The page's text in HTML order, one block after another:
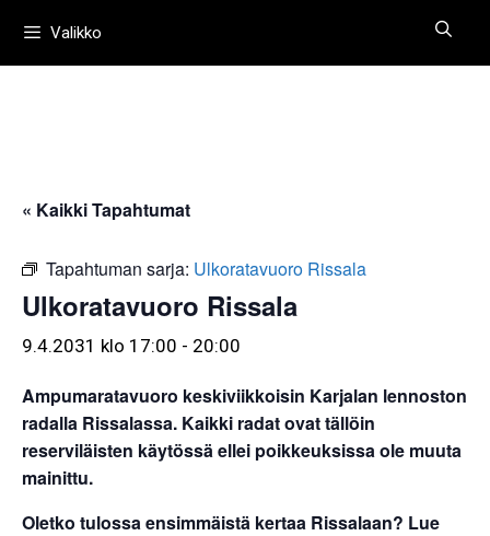
sisältöönValikko
« Kaikki Tapahtumat
Tapahtuman sarja: Ulkoratavuoro Rissala
Ulkoratavuoro Rissala
9.4.2031 klo 17:00 - 20:00
Ampumaratavuoro keskiviikkoisin Karjalan lennoston
radalla Rissalassa. Kaikki radat ovat tällöin
reserviläisten käytössä ellei poikkeuksissa ole muuta
mainittu.
Oletko tulossa ensimmäistä kertaa Rissalaan? Lue